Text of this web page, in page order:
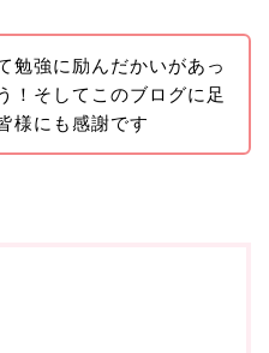
勉強に励んだかいがあっ
！そしてこのブログに足
様にも感謝です